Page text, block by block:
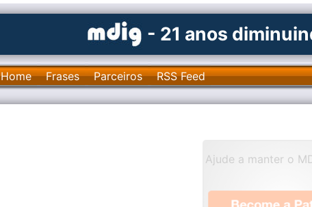
- 21 anos
Home Frases Parceiros RSS Feed
Ajude a manter o